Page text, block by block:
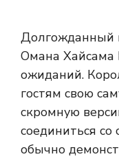
Долгожданный
Омана Хайсама
ожиданий.
гостям свою
скромную
соединиться
обычно